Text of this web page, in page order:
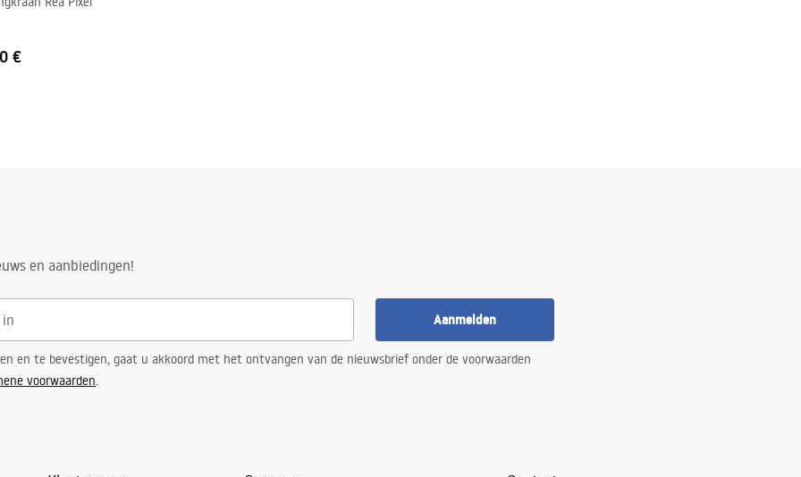
€
en aanbiedingen!
Aanmelden
en te bevestigen, gaat u akkoord met het ontvangen van de nieuwsbrief onder de voorwaarden
voorwaarden.